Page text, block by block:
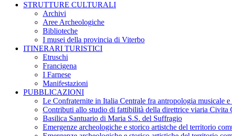
STRUTTURE CULTURALI
Archivi
Aree Archeologiche
Biblioteche
I musei della provincia di Viterbo
ITINERARI TURISTICI
Etruschi
Francigena
I Farnese
Manifestazioni
PUBBLICAZIONI
Le Confraternite in Italia Centrale fra antropologia musicale e
Contributi allo studio di fattibilità della direttrice viaria Civita
Basilica Santuario di Maria S.S. del Suffragio
Emergenze archeologiche e storico artistche del territorio